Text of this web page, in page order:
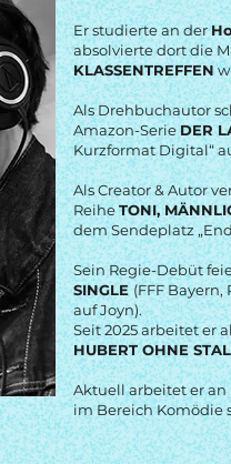
Er studierte an der
absolvierte dort die
KLASSENTREFFEN
Als Drehbuchautor
Amazon-SerieDER
Kurzformat Digital“
Als Creator & Autor
ReiheTONI,
dem Sendeplatz
Sein Regie-Debüt
SINGLE (FFF
auf Joyn).
Seit 2025 arbeitet er
HUBERT OHNE
Aktuell arbeitet er an
im Bereich Komödie